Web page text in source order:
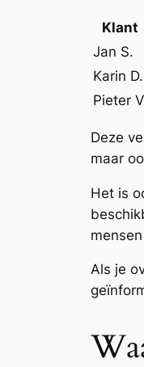
Klant
Jan S.
Karin D.
Pieter
Deze
maar
Het is
Als je